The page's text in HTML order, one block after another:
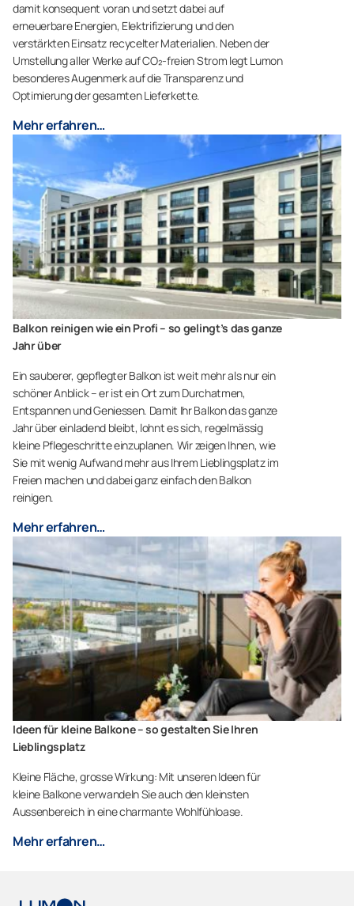
damit konsequent voran und setzt dabei auf
erneuerbare Energien, Elektrifizierung und den
verstärkten Einsatz recycelter Materialien. Neben der
Umstellung aller Werke auf CO₂-freien Strom legt Lumon
besonderes Augenmerk auf die Transparenz und
Optimierung der gesamten Lieferkette.
Mehr erfahren…
Balkon reinigen wie ein Profi – so gelingt’s das ganze
Jahr über
Ein sauberer, gepflegter Balkon ist weit mehr als nur ein
schöner Anblick – er ist ein Ort zum Durchatmen,
Entspannen und Geniessen. Damit Ihr Balkon das ganze
Jahr über einladend bleibt, lohnt es sich, regelmässig
kleine Pflegeschritte einzuplanen. Wir zeigen Ihnen, wie
Sie mit wenig Aufwand mehr aus Ihrem Lieblingsplatz im
Freien machen und dabei ganz einfach den Balkon
reinigen.
Mehr erfahren…
Ideen für kleine Balkone – so gestalten Sie Ihren
Lieblingsplatz
Kleine Fläche, grosse Wirkung: Mit unseren Ideen für
kleine Balkone verwandeln Sie auch den kleinsten
Aussenbereich in eine charmante Wohlfühloase.
Mehr erfahren…